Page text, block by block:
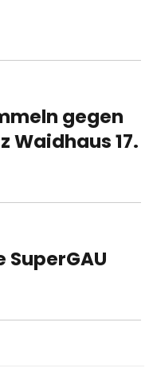
gegen
Waidhaus 17.
SuperGAU